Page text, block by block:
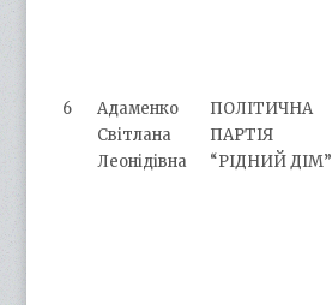
6
Адаменко
Світлана
Леонідівна
ПОЛІТИЧНА
ПАРТІЯ
“РІДНИЙ ДІМ”